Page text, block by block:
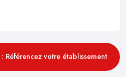
Référencez votre établissement